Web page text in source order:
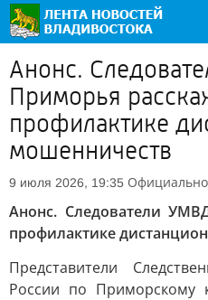
Анонс.
Приморья
профилактике
мошенничеств
9 июля 2026, 19:35 Официально
Анонс. Следователи
профилактике
Представители
России по